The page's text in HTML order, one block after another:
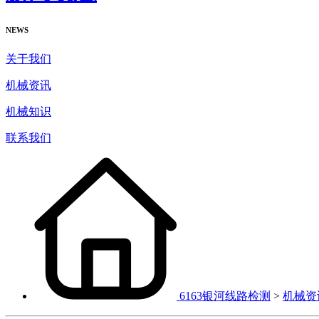
NEWS
关于我们
机械资讯
机械知识
联系我们
6163银河线路检测 > 机械资